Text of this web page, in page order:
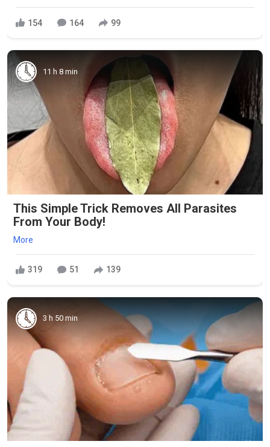
154 164 99
11 h 8 min
This Simple Trick Removes All Parasites
From Your Body!
More
319 51 139
3 h 50 min